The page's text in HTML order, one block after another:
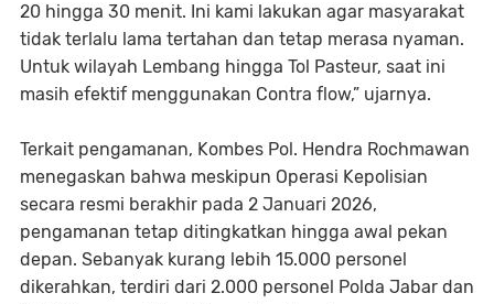
20 hingga 30 menit. Ini kami lakukan agar masyarakat
tidak terlalu lama tertahan dan tetap merasa nyaman.
Untuk wilayah Lembang hingga Tol Pasteur, saat ini
masih efektif menggunakan Contra flow,” ujarnya.
Terkait pengamanan, Kombes Pol. Hendra Rochmawan
menegaskan bahwa meskipun Operasi Kepolisian
secara resmi berakhir pada 2 Januari 2026,
pengamanan tetap ditingkatkan hingga awal pekan
depan. Sebanyak kurang lebih 15.000 personel
dikerahkan, terdiri dari 2.000 personel Polda Jabar dan